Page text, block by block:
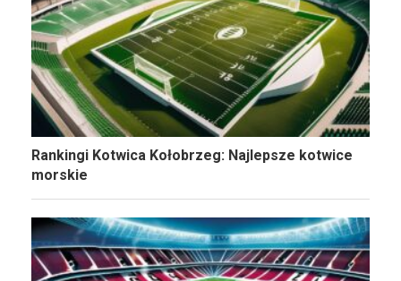
Rankingi Kotwica Kołobrzeg: Najlepsze kotwice
morskie